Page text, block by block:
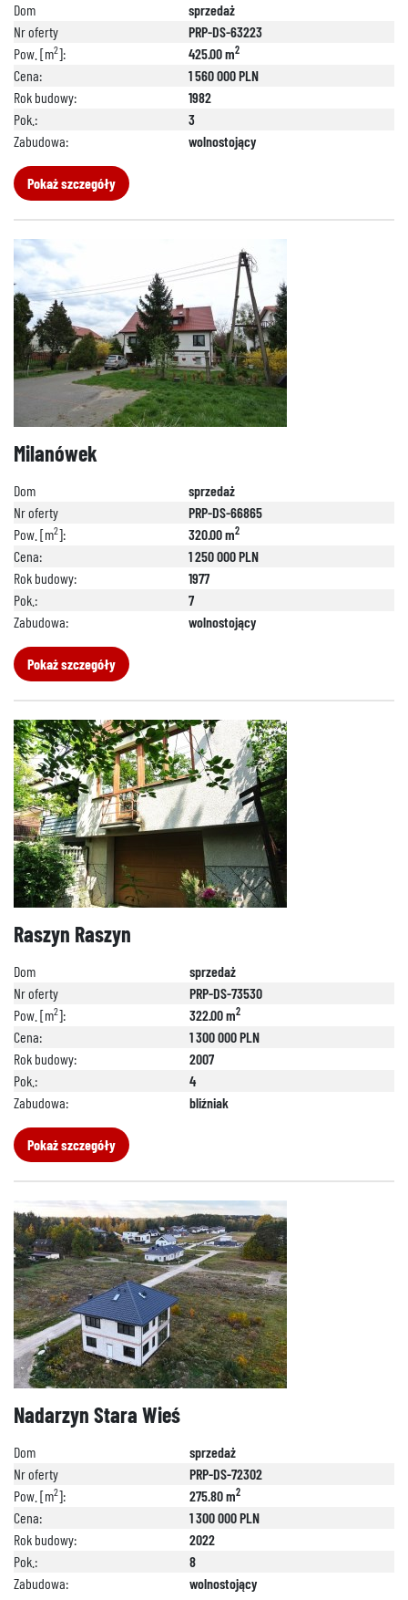
Dom
sprzedaż
Nr oferty
PRP-DS-63223
Pow. [m2]: 425.00 m2
Cena:
1 560 000 PLN
Rok budowy:
1982
Pok.:
3
Zabudowa:
wolnostojący
Pokaż szczegóły
Milanówek
Dom
sprzedaż
Nr oferty
PRP-DS-66865
Pow. [m2]: 320.00 m2
Cena:
1 250 000 PLN
Rok budowy:
1977
Pok.:
7
Zabudowa:
wolnostojący
Pokaż szczegóły
Raszyn Raszyn
Dom
sprzedaż
Nr oferty
PRP-DS-73530
Pow. [m2]: 322.00 m2
Cena:
1 300 000 PLN
Rok budowy:
2007
Pok.:
4
Zabudowa:
bliźniak
Pokaż szczegóły
Nadarzyn Stara Wieś
Dom
sprzedaż
Nr oferty
PRP-DS-72302
Pow. [m2]: 275.80 m2
Cena:
1 300 000 PLN
Rok budowy:
2022
Pok.:
8
Zabudowa:
wolnostojący